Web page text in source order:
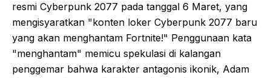
resmi Cyberpunk 2077 pada tanggal 6 Maret, yang
mengisyaratkan "konten loker Cyberpunk 2077 baru
yang akan menghantam Fortnite!" Penggunaan kata
"menghantam" memicu spekulasi di kalangan
penggemar bahwa karakter antagonis ikonik, Adam